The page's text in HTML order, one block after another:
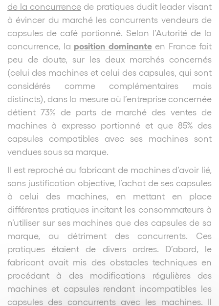
de la concurrence de pratiques dudit leader visant
à évincer du marché les concurrents vendeurs de
capsules de café portionné. Selon l’Autorité de la
concurrence, la position dominanteen France fait
peu de doute, sur les deux marchés concernés
(celui des machines et celui des capsules, qui sont
considérés comme complémentaires mais
distincts), dans la mesure où l’entreprise concernée
détient 73% de parts de marché des ventes de
machines à expresso portionné et que 85% des
capsules compatibles avec ses machines sont
vendues sous sa marque.
Il est reproché au fabricant de machines d’avoir lié,
sans justification objective, l’achat de ses capsules
à celui des machines, en mettant en place
différentes pratiques incitant les consommateurs à
n’utiliser sur ses machines que des capsules de sa
marque, au détriment des concurrents. Ces
pratiques étaient de divers ordres. D’abord, le
fabricant avait mis des obstacles techniques en
procédant à des modifications régulières des
machines et capsules rendant incompatibles les
capsules des concurrents avec les machines. Il